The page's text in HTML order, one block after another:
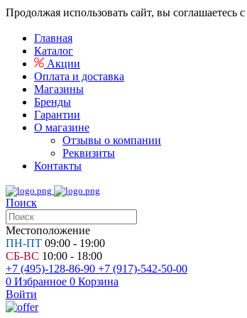
Продолжая использовать сайт, вы соглашаетесь с
Главная
Каталог
Акции
Оплата и доставка
Магазины
Бренды
Гарантии
О магазине
Отзывы о компании
Реквизиты
Контакты
Поиск
Местоположение
ПН-ПТ 09:00 - 19:00
СБ-ВС 10:00 - 18:00
+7 (495)-128-86-90 +7 (917)-542-50-00
0 Избранное 0 Корзина
Войти